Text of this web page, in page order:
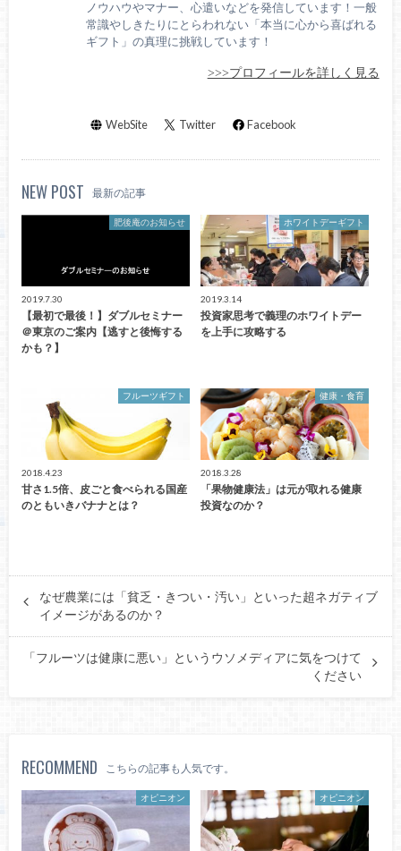
ノウハウやマナー、心遣いなどを発信しています！一般
常識やしきたりにとらわれない「本当に心から喜ばれる
ギフト」の真理に挑戦しています！
>>>プロフィールを詳しく見る
WebSite Twitter Facebook
NEW POST 最新の記事
肥後庵のお知らせ
2019.7.30
【最初で最後！】ダブルセミナー
＠東京のご案内【逃すと後悔する
かも？】
ホワイトデーギフト
2019.3.14
投資家思考で義理のホワイトデー
を上手に攻略する
フルーツギフト
2018.4.23
甘さ1.5倍、皮ごと食べられる国産
のともいきバナナとは？
健康・食育
2018.3.28
「果物健康法」は元が取れる健康
投資なのか？
なぜ農業には「貧乏・きつい・汚い」といった超ネガティブ
イメージがあるのか？
「フルーツは健康に悪い」というウソメディアに気をつけて
ください
RECOMMEND こちらの記事も人気です。
オピニオン オピニオン